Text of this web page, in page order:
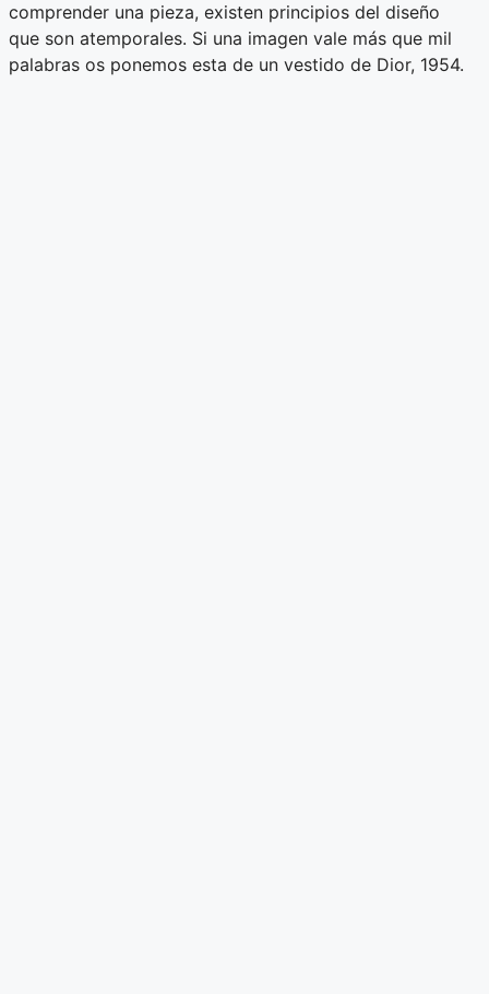
comprender una pieza, existen principios del diseño
que son atemporales. Si una imagen vale más que mil
palabras os ponemos esta de un vestido de Dior, 1954.